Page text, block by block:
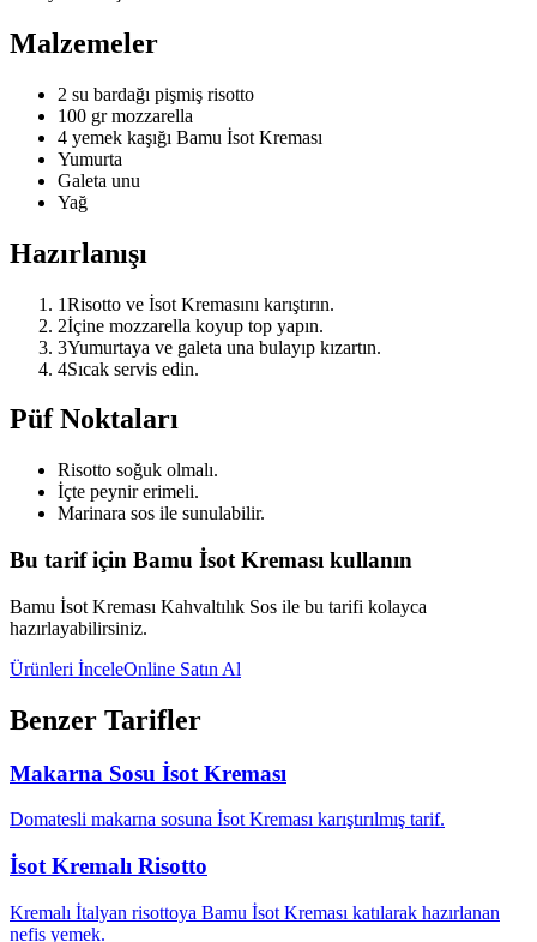
Malzemeler
2 su bardağı pişmiş risotto
100 gr mozzarella
4 yemek kaşığı Bamu İsot Kreması
Yumurta
Galeta unu
Yağ
Hazırlanışı
1Risotto ve İsot Kremasını karıştırın.
2İçine mozzarella koyup top yapın.
3Yumurtaya ve galeta una bulayıp kızartın.
4Sıcak servis edin.
Püf Noktaları
Risotto soğuk olmalı.
İçte peynir erimeli.
Marinara sos ile sunulabilir.
Bu tarif için Bamu İsot Kreması kullanın
Bamu İsot Kreması Kahvaltılık Sos ile bu tarifi kolayca
hazırlayabilirsiniz.
Ürünleri İnceleOnline Satın Al
Benzer Tarifler
Makarna Sosu İsot Kreması
Domatesli makarna sosuna İsot Kreması karıştırılmış tarif.
İsot Kremalı Risotto
Kremalı İtalyan risottoya Bamu İsot Kreması katılarak hazırlanan
nefis yemek.